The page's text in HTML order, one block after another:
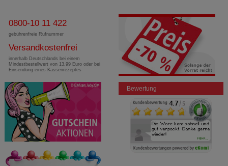
0800-10 11 422
gebührenfreie Rufnummer
Versandkostenfrei
innerhalb Deutschlands bei einem
Mindestbestellwert von 13,99 Euro oder bei
Einsendung eines Kassenrezeptes
Bewertung